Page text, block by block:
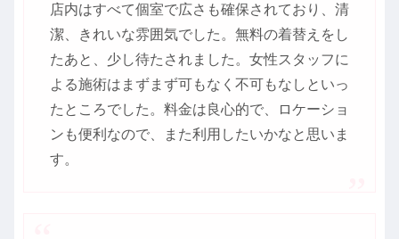
店内はすべて個室で広さも確保されており、清
潔、きれいな雰囲気でした。無料の着替えをし
たあと、少し待たされました。女性スタッフに
よる施術はまずまず可もなく不可もなしといっ
たところでした。料金は良心的で、ロケーショ
ンも便利なので、また利用したいかなと思いま
す。